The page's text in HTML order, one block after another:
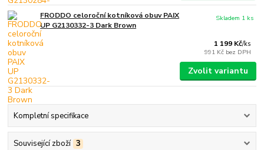
FRODDO celoroční kotníková obuv PAIX
UP G2130332-3 Dark Brown
1 199 Kč/ks
991 Kč bez DPH
Skladem 1 ks
Zvolit variantu
Kompletní specifikace
Související zboží 3